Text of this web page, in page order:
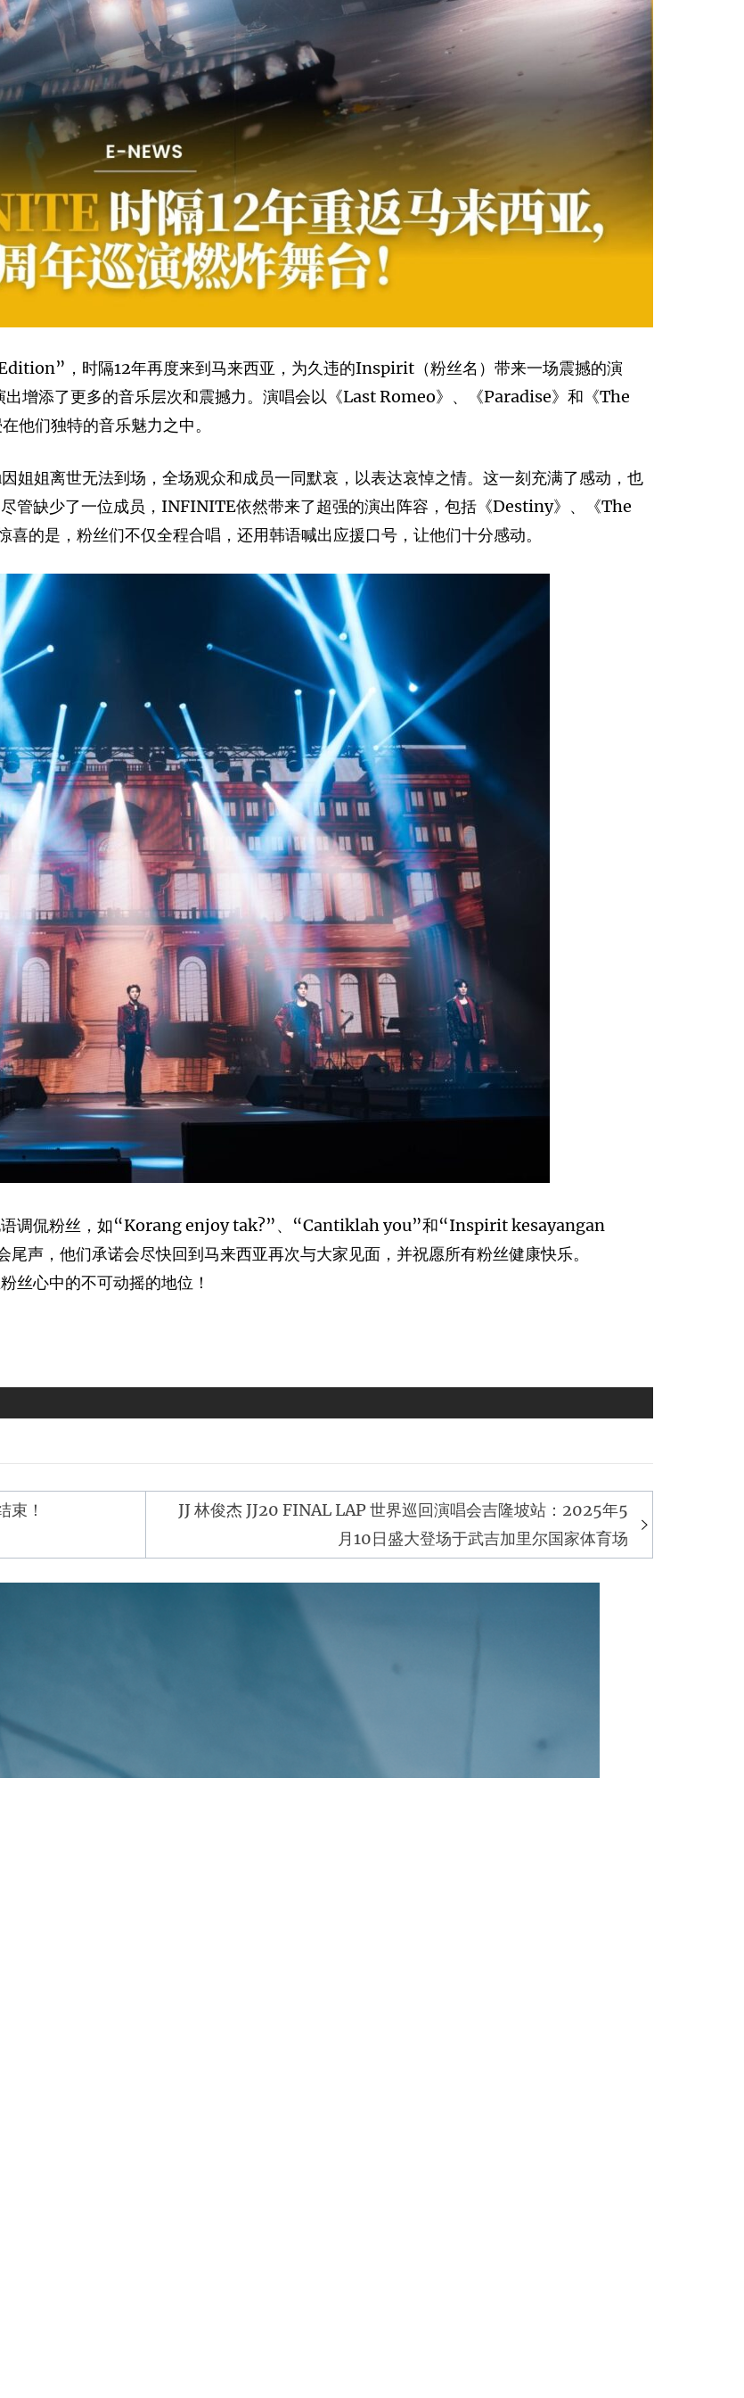
，时隔12年再度来到马来西亚，为久违的Inspirit（粉丝名）带来一场震撼的演
增添了更多的音乐层次和震撼力。演唱会以《Last Romeo》、《Paradise》和《The
他们独特的音乐魅力之中。
姐离世无法到场，全场观众和成员一同默哀，以表达哀悼之情。这一刻充满了感动，也
管缺少了一位成员，INFINITE依然带来了超强的演出阵容，包括《Destiny》、《The
的是，粉丝们不仅全程合唱，还用韩语喊出应援口号，让他们十分感动。
语调侃粉丝，如“Korang enjoy tak?”、“Cantiklah you”和“Inspirit kesayangan
声，他们承诺会尽快回到马来西亚再次与大家见面，并祝愿所有粉丝健康快乐。
丝心中的不可动摇的地位！
束！
JJ 林俊杰 JJ20 FINAL LAP 世界巡回演唱会吉隆坡站：2025年5
月10日盛大登场于武吉加里尔国家体育场